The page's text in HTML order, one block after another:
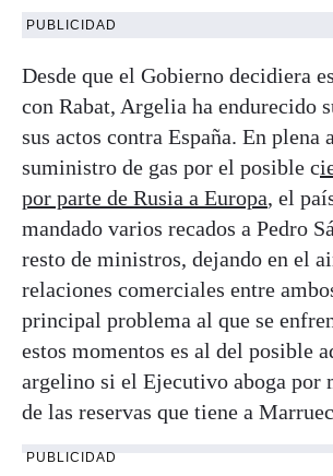
PUBLICIDAD
Desde que el Gobierno decidiera
con Rabat, Argelia ha endurecido
sus actos contra España. En plena
suministro de gas por el posible c
por parte de Rusia a Europa, el
mandado varios recados a Pedro
resto de ministros, dejando en el
relaciones comerciales entre
principal problema al que se
estos momentos es al del posible
argelino si el Ejecutivo aboga por
de las reservas que tiene a
PUBLICIDAD